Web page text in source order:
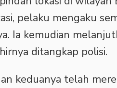
pelaku mengaku
Ia kemudian
ditangkap polisi.
keduanya telah